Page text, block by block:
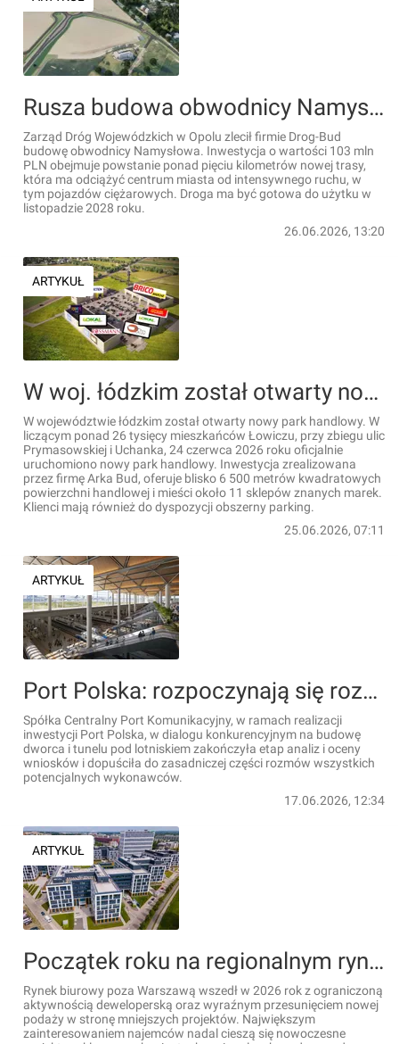
Rusza budowa obwodnicy Namysłowa w woj. opolskim
Zarząd Dróg Wojewódzkich w Opolu zlecił firmie Drog-Bud
budowę obwodnicy Namysłowa. Inwestycja o wartości 103 mln
PLN obejmuje powstanie ponad pięciu kilometrów nowej trasy,
która ma odciążyć centrum miasta od intensywnego ruchu, w
tym pojazdów ciężarowych. Droga ma być gotowa do użytku w
listopadzie 2028 roku.
26.06.2026, 13:20
ARTYKUŁ
W woj. łódzkim został otwarty nowy park handlowy
W województwie łódzkim został otwarty nowy park handlowy. W
liczącym ponad 26 tysięcy mieszkańców Łowiczu, przy zbiegu ulic
Prymasowskiej i Uchanka, 24 czerwca 2026 roku oficjalnie
uruchomiono nowy park handlowy. Inwestycja zrealizowana
przez firmę Arka Bud, oferuje blisko 6 500 metrów kwadratowych
powierzchni handlowej i mieści około 11 sklepów znanych marek.
Klienci mają również do dyspozycji obszerny parking.
25.06.2026, 07:11
ARTYKUŁ
Port Polska: rozpoczynają się rozmowy z czterema konsorcjami, które chcą wybudować tunel i dworzec pod nowym lotniskiem
Spółka Centralny Port Komunikacyjny, w ramach realizacji
inwestycji Port Polska, w dialogu konkurencyjnym na budowę
dworca i tunelu pod lotniskiem zakończyła etap analiz i oceny
wniosków i dopuściła do zasadniczej części rozmów wszystkich
potencjalnych wykonawców.
17.06.2026, 12:34
ARTYKUŁ
Początek roku na regionalnym rynku biurowym: ograniczenie inwestycji i selektywny popyt [RAPORT]
Rynek biurowy poza Warszawą wszedł w 2026 rok z ograniczoną
aktywnością deweloperską oraz wyraźnym przesunięciem nowej
podaży w stronę mniejszych projektów. Największym
zainteresowaniem najemców nadal cieszą się nowoczesne